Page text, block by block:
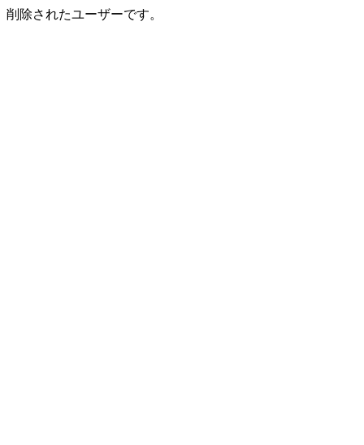
削除されたユーザーです。